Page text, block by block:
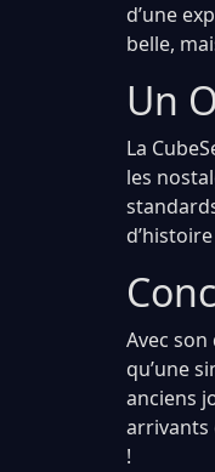
d’une
belle,
Un
La
les
Avec
qu’une
anciens
arrivants
!